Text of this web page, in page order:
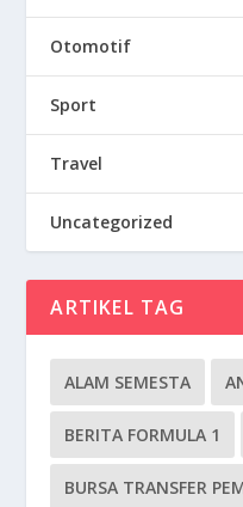
Otomotif
Sport
Travel
Uncategorized
ARTIKEL TAG
ALAM SEMESTA
BERITA FORMULA 1
BURSA TRANSFER